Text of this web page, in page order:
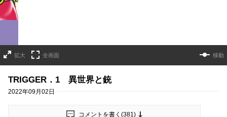
拡大 全画面 移動
TRIGGER．1 異世界と銃
2022年09月02日
コメントを書く(381)